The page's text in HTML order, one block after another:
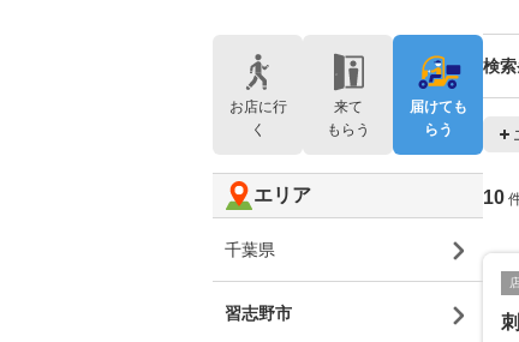
検
10
お店に行
く
来て
もらう
届けても
らう
エリア
千葉県
習志野市